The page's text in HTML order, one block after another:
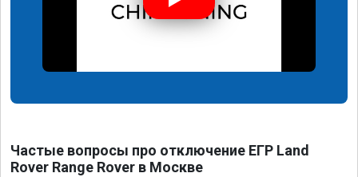
Частые вопросы про отключение ЕГР Land
Rover Range Rover в Москве